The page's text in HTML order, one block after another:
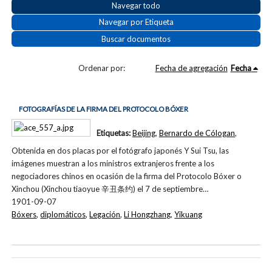
Navegar todo
Navegar por Etiqueta
Buscar documentos
Ordenar por: Fecha de agregación Fecha
FOTOGRAFÍAS DE LA FIRMA DEL PROTOCOLO BÓXER
Obtenida en dos placas por el fotógrafo japonés Y Sui Tsu, las
imágenes muestran a los ministros extranjeros frente a los
negociadores chinos en ocasión de la firma del Protocolo Bóxer o
Xinchou (Xinchou tiaoyue 辛丑条约) el 7 de septiembre…
1901-09-07
Etiquetas:Beijing, Bernardo de Cólogan,
Bóxers,diplomáticos,Legación,Li Hongzhang,Yikuang